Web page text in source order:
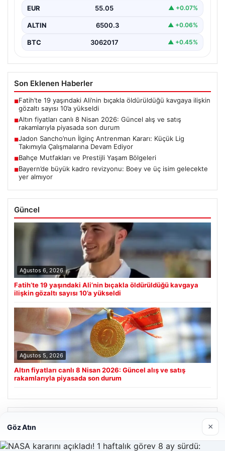
hareketli bir…
EUR 55.05 ▲ +0.07%
ALTIN 6500.3 ▲ +0.06%
BTC 3062017 ▲ +0.45%
Son Eklenen Haberler
■Fatih’te 19 yaşındaki Ali’nin bıçakla öldürüldüğü kavgaya ilişkin
gözaltı sayısı 10’a yükseldi
■Altın fiyatları canlı 8 Nisan 2026: Güncel alış ve satış
rakamlarıyla piyasada son durum
■Jadon Sancho’nun İlginç Antrenman Kararı: Küçük Lig
Takımıyla Çalışmalarına Devam Ediyor
■Bahçe Mutfakları ve Prestijli Yaşam Bölgeleri
■Bayern’de büyük kadro revizyonu: Boey ve üç isim gelecekte
yer almıyor
Güncel
Ağustos 6, 2026
Fatih’te 19 yaşındaki Ali’nin bıçakla öldürüldüğü kavgaya
ilişkin gözaltı sayısı 10’a yükseldi
Ağustos 5, 2026
Altın fiyatları canlı 8 Nisan 2026: Güncel alış ve satış
rakamlarıyla piyasada son durum
Prenses Night Club
Göz Atın ×